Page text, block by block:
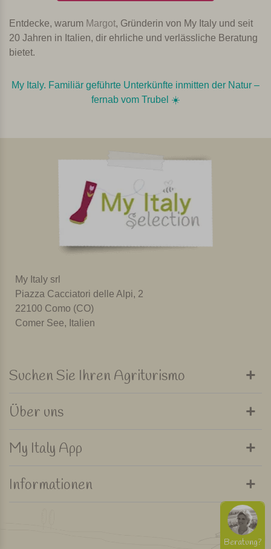
Entdecke, warum Margot, Gründerin von My Italy und seit
20 Jahren in Italien, dir ehrliche und verlässliche Beratung
bietet.
My Italy. Familiär geführte Unterkünfte inmitten der Natur –
fernab vom Trubel ☀️️️
My Italy srl
Piazza Cacciatori delle Alpi, 2
22100 Como (CO)
Comer See, Italien
Suchen Sie Ihren Agriturismo
Über uns
My Italy App
Informationen
Beratung?